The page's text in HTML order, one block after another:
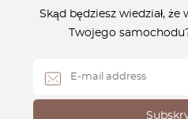
Skąd będziesz wiedział,
Twojego